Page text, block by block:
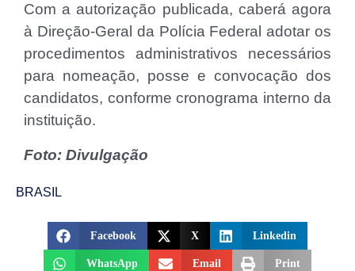
Com a autorização publicada, caberá agora
à Direção-Geral da Polícia Federal adotar os
procedimentos administrativos necessários
para nomeação, posse e convocação dos
candidatos, conforme cronograma interno da
instituição.
Foto: Divulgação
BRASIL
Facebook X Linkedin
WhatsApp Email Print